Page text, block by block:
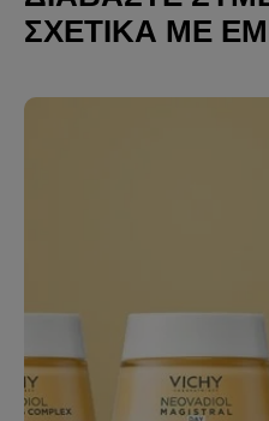
ΣΧΕΤΙΚΆ ΜΕ